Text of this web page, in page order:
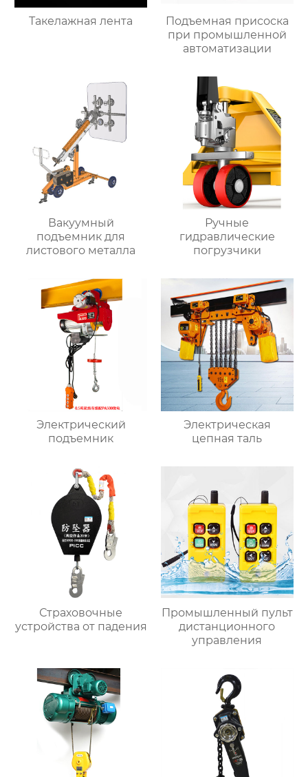
Такелажная лента
Подъемная присоска
при промышленной
автоматизации
Вакуумный
подъемник для
листового металла
Ручные
гидравлические
погрузчики
Электрический
подъемник
Электрическая
цепная таль
Страховочные
устройства от падения
Промышленный пульт
дистанционного
управления